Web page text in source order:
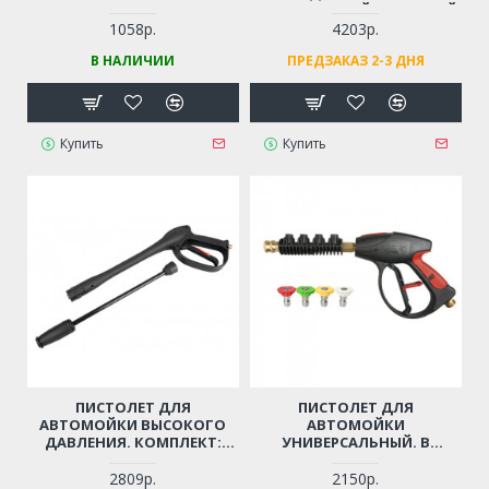
1058р.
В НАЛИЧИИ
Купить
НЕРЖАВЕЮЩЕЙ СТАЛЬНОЙ
ТРУБОЙ
(ПРОФЕССИОНАЛЬНЫЙ,
РЕЗЬБА М14)
4203р.
ПРЕДЗАКАЗ 2-3 ДНЯ
Купить
ПИСТОЛЕТ ДЛЯ
АВТОМОЙКИ ВЫСОКОГО
ДАВЛЕНИЯ. КОМПЛЕКТ:
РЕГУЛИРУЮЩЕЙ СТРУЮ
2809р.
ПИСТОЛЕТ ДЛЯ
АВТОМОЙКИ
УНИВЕРСАЛЬНЫЙ. В
(РЕЗЬБА М22)
2150р.